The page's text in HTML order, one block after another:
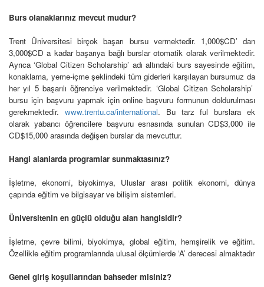
Burs olanaklarınız mevcut mudur?
Trent Üniversitesi birçok başarı bursu vermektedir. 1,000$CD’ dan
3,000$CD a kadar başarıya bağlı burslar otomatik olarak verilmektedir.
Ayrıca ‘Global Citizen Scholarship’ adı altındaki burs sayesinde eğitim,
konaklama, yeme-içme şeklindeki tüm giderleri karşılayan bursumuz da
her yıl 5 başarılı öğrenciye verilmektedir. ‘Global Citizen Scholarship’
bursu için başvuru yapmak için online başvuru formunun doldurulması
gerekmektedir. www.trentu.ca/international. Bu tarz ful burslara ek
olarak yabancı öğrencilere başvuru esnasında sunulan CD$3,000 ile
CD$15,000 arasında değişen burslar da mevcuttur.
Hangi alanlarda programlar sunmaktasınız?
İşletme, ekonomi, biyokimya, Uluslar arası politik ekonomi, dünya
çapında eğitim ve bilgisayar ve bilişim sistemleri.
Üniversitenin en güçlü olduğu alan hangisidir?
İşletme, çevre bilimi, biyokimya, global eğitim, hemşirelik ve eğitim.
Özellikle eğitim programlarında ulusal ölçümlerde ‘A’ derecesi almaktadır
Genel giriş koşullarından bahseder misiniz?